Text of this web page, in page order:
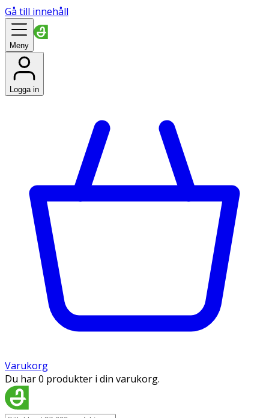
Gå till innehåll
Meny
Logga in
Varukorg
Du har 0 produkter i din varukorg.